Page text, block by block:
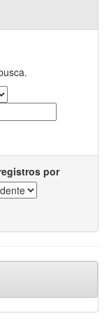
por